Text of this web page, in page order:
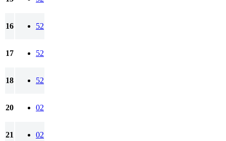
16 52
17 52
18 52
20 02
21 02